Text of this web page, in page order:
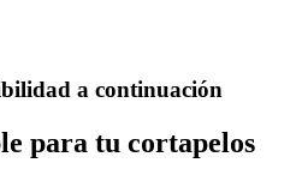
a continuación
para tu cortapelos